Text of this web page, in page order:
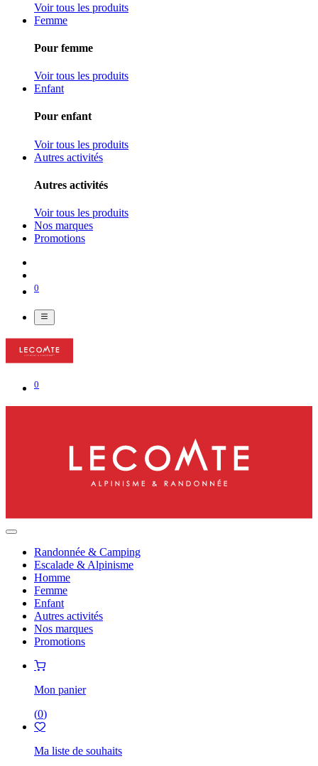
Voir tous les produits
Femme
Pour femme
Voir tous les produits
Enfant
Pour enfant
Voir tous les produits
Autres activités
Autres activités
Voir tous les produits
Nos marques
Promotions
0
0
Randonnée & Camping
Escalade & Alpinisme
Homme
Femme
Enfant
Autres activités
Nos marques
Promotions
Mon panier
(0)
Ma liste de souhaits